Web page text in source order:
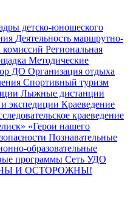
детско-юношеского
Деятельность маршрутно-
Региональная
Методические
ДО Организация отдыха
Спортивный туризм
Лыжные дистанции
экспедиции Краеведение
краеведение
«Герои нашего
Познавательные
образовательные
программы Сеть УДО
И ОСТОРОЖНЫ!